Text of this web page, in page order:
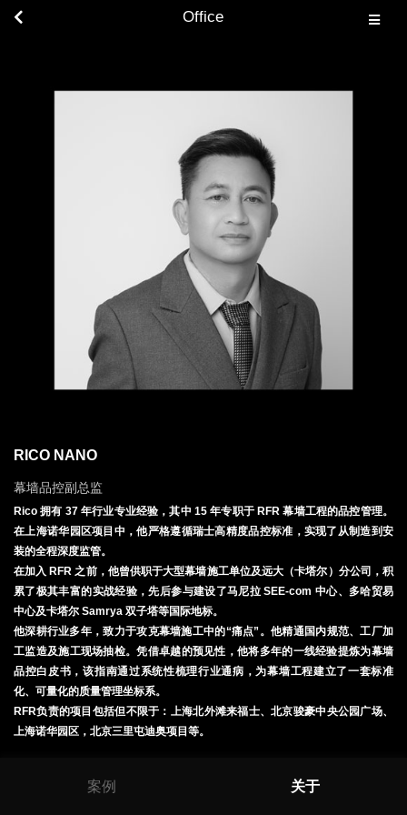
Office
RICO NANO
幕墙品控副总监
Rico拥有 37 年行业专业经验，其中 15年专职于RFR幕墙工程的品控管理。
在上海诺华园区项目中，他严格遵循瑞士高精度品控标准，实现了从制造到安
装的全程深度监管。
在加入 RFR之前，他曾供职于大型幕墙施工单位及远大（卡塔尔）分公司，积
累了极其丰富的实战经验，先后参与建设了马尼拉 SEE-com 中心、多哈贸易
中心及卡塔尔Samrya 双子塔等国际地标。
他深耕行业多年，致力于攻克幕墙施工中的“痛点”。他精通国内规范、工厂加
工监造及施工现场抽检。凭借卓越的预见性，他将多年的一线经验提炼为幕墙
品控白皮书，该指南通过系统性梳理行业通病，为幕墙工程建立了一套标准
化、可量化的质量管理坐标系。
RFR负责的项目包括但不限于：上海北外滩来福士、北京骏豪中央公园广场、
上海诺华园区，北京三里屯迪奥项目等。
案例 关于